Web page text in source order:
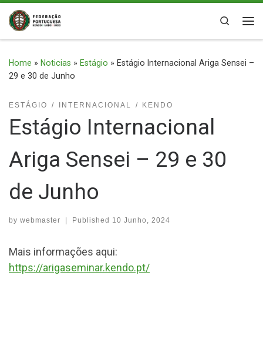
Skip to content
Search
Home » Noticias » Estágio » Estágio Internacional Ariga Sensei –
29 e 30 de Junho
ESTÁGIO INTERNACIONAL KENDO
Estágio Internacional
Ariga Sensei – 29 e 30
de Junho
by webmaster | Published 10 Junho, 2024
Mais informações aqui:
https://arigaseminar.kendo.pt/